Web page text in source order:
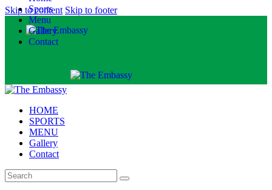
Skip to content Skip to footer
Sports
Menu
Gallery
Contact
HOME
SPORTS
MENU
Gallery
Contact